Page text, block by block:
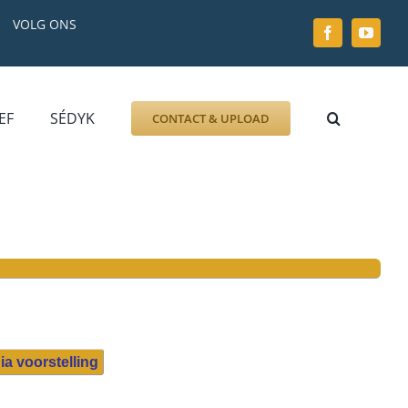
VOLG ONS
GRAFZERK
ALLLES
SÉDYK CONTACT & UPLOAD
voorstelling